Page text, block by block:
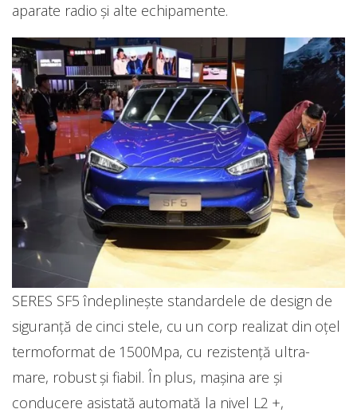
aparate radio și alte echipamente.
SERES SF5 îndeplinește standardele de design de
siguranță de cinci stele, cu un corp realizat din oțel
termoformat de 1500Mpa, cu rezistență ultra-
mare, robust și fiabil. În plus, mașina are și
conducere asistată automată la nivel L2 +,